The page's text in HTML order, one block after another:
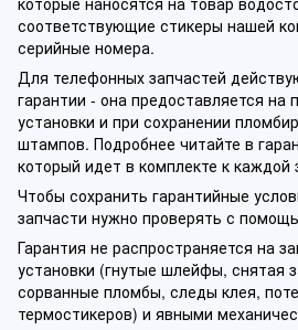
соответствующие стикеры нашей
серийные номера.
Для телефонных запчастей
гарантии - она предоставляется на
установки и при сохранении
штампов. Подробнее читайте в
который идет в комплекте к каждой
Чтобы сохранить гарантийные
запчасти нужно проверять с
Гарантия не распространяется на
установки (гнутые шлейфы, снятая
сорванные пломбы, следы клея,
термостикеров) и явными